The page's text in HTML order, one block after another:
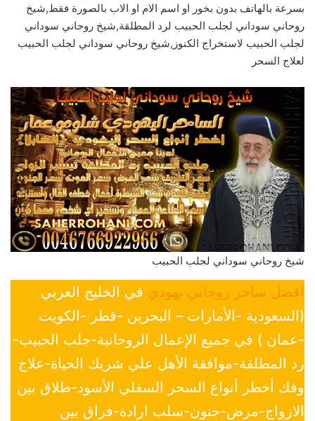
بسرعة بالهاتف بدون بخور او اسم الام او الاب بالصورة فقط,شيخ
روحاني سوداني لجلب الحبيب لرد المطلقة,شيخ روحاني سوداني
لجلب الحبيب لاستخراج الكنوز,شيخ روحاني سوداني لجلب الحبيب
لعلاج السحر
شيخ روحاني سوداني لجلب الحبيب
افضل ساحر روحاني يهودي في الخليج العربي
(السعودية -الأمارات – البحرين -قطر -الكويت
-عمان ) في جميع الإعمال الروحانية-جلب الحبيب-
رد المطلقة-موافقة الأهل علي شريك الحياة-علاج
وفك أخطر أنواع السحر السفلي الأسود-طلاق بين
الازواج-مرض-جنون-سلب ارادة-فراق بين